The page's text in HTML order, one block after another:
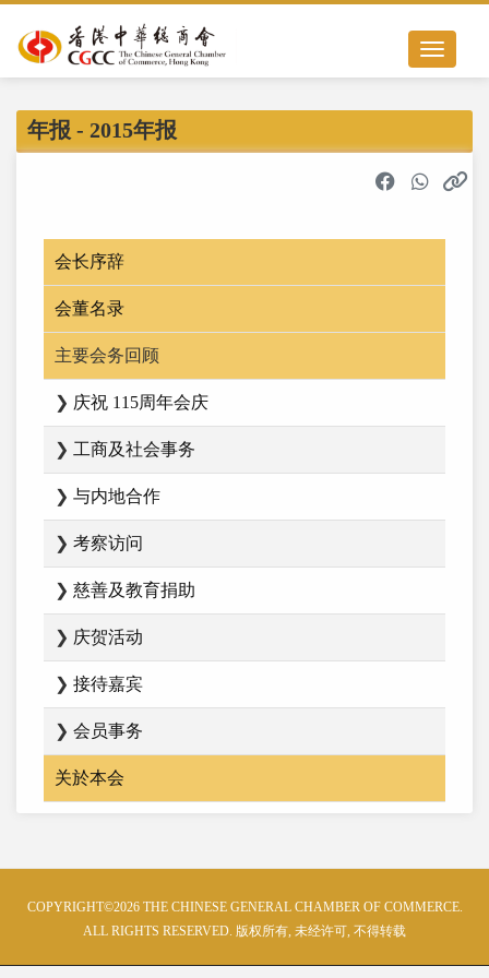
Toggle
年报 - 2015年报
会长序辞
会董名录
主要会务回顾
❯ 庆祝 115周年会庆
❯ 工商及社会事务
❯ 与内地合作
❯ 考察访问
❯ 慈善及教育捐助
❯ 庆贺活动
❯ 接待嘉宾
❯ 会员事务
关於本会
COPYRIGHT©2026 THE CHINESE GENERAL CHAMBER OF COMMERCE.
ALL RIGHTS RESERVED. 版权所有, 未经许可, 不得转载